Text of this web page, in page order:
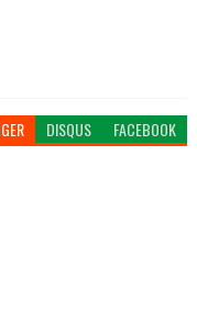
DISQUS FACEBOOK